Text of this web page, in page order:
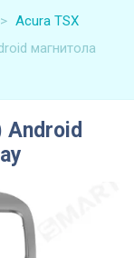
> Acura TSX
магнитола
Android